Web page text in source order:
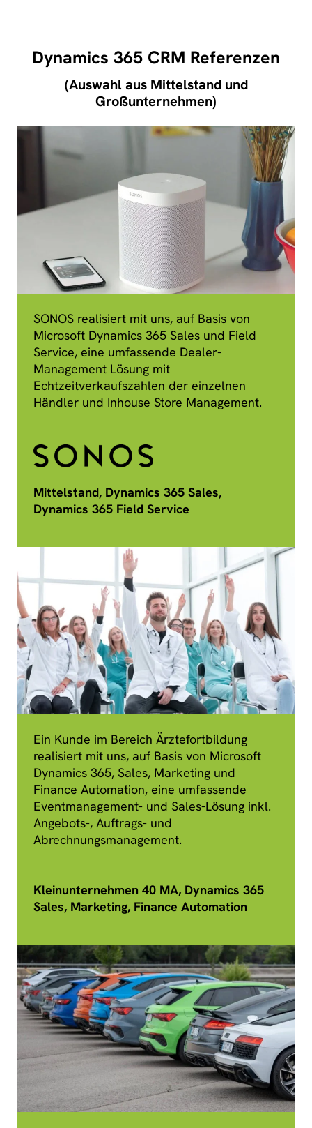
Dynamics 365 CRM Referenzen
(Auswahl aus Mittelstand und
Großunternehmen)
SONOS realisiert mit uns, auf Basis von
Microsoft Dynamics 365 Sales und Field
Service, eine umfassende Dealer-
Management Lösung mit
Echtzeitverkaufszahlen der einzelnen
Händler und Inhouse Store Management.
Mittelstand, Dynamics 365 Sales,
Dynamics 365 Field Service
Ein Kunde im Bereich Ärztefortbildung
realisiert mit uns, auf Basis von Microsoft
Dynamics 365, Sales, Marketing und
Finance Automation, eine umfassende
Eventmanagement- und Sales-Lösung inkl.
Angebots-, Auftrags- und
Abrechnungsmanagement.
Kleinunternehmen 40 MA, Dynamics 365
Sales, Marketing, Finance Automation